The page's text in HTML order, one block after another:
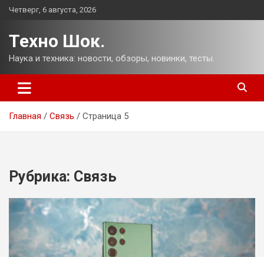
Перейти
Четверг, 6 августа, 2026
Техно Шок.
Наука и техника: новости, обзоры, новинки, тесты.
Главная Связь Страница 5
Рубрика: Связь